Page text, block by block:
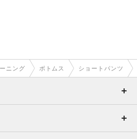
ニング ボトムス ショートパンツ